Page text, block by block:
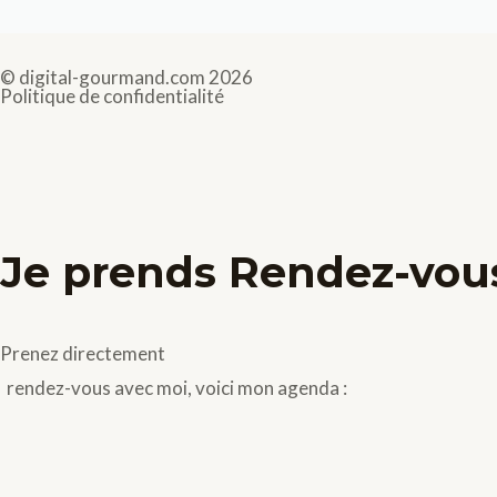
© digital-gourmand.com 2026
Politique de confidentialité
Je prends Rendez-
Prenez directement
rendez-vous avec moi, voici mon agenda :